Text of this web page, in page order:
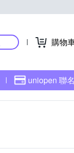
購物
uniopen 聯